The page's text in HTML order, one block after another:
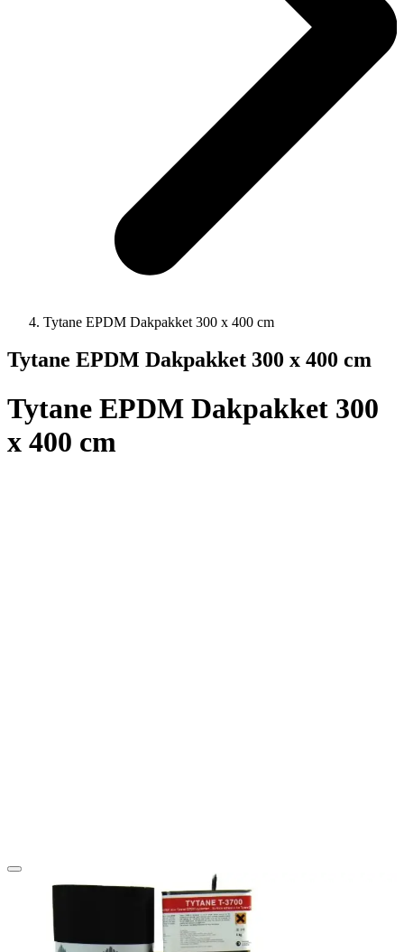
Tytane EPDM Dakpakket 300 x 400 cm
Tytane EPDM Dakpakket 300 x 400 cm
Tytane EPDM Dakpakket 300
x 400 cm